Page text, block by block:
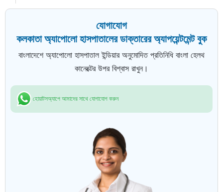
যোগাযোগ
কলকাতা অ্যাপোলো হাসপাতালের ডাক্তারের অ্যাপয়েন্টমেন্ট বুক
বাংলাদেশে অ্যাপোলো হাসপাতাল ইন্ডিয়ার অনুমোদিত প্রতিনিধি বাংলা হেলথ
কানেক্টের উপর বিশ্বাস রাখুন।
হোয়াটসঅ্যাপে আমাদের সাথে যোগাযোগ করুন